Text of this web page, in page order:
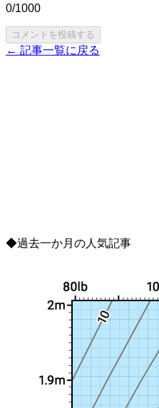
0/1000
コメントを投稿する
← 記事一覧に戻る
◆過去一か月の人気記事